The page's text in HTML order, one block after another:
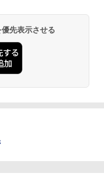
先表示させる